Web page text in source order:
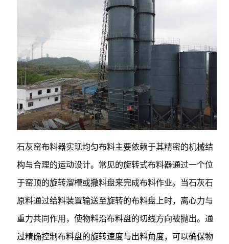
石灰窑布料器实现均匀布料主要依赖于其精密的机械结
构与合理的运动设计。常见的旋转式布料器通过一个位
于窑顶的旋转溜槽或撒料盘来完成布料作业。当石灰石
原料通过给料装置输送至旋转的布料盘上时，离心力与
重力共同作用，使物料沿布料盘的切线方向被抛出。通
过精确控制布料盘的旋转速度与出料角度，可以确保物